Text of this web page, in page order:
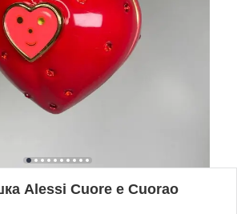
Alessi Cuore e Cuorao